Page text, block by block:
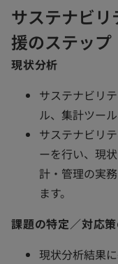
サステナビ
援のステップ
現状分析
サステナビリ
ル、集計ツー
サステナビリ
ーを行い、現
計・管理の実
ます。
課題の特定／対応
現状分析結果